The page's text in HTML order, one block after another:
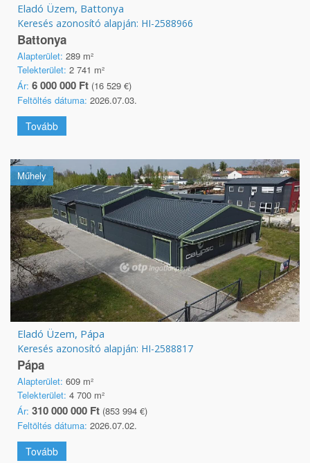
Eladó Üzem, Battonya
Keresés azonosító alapján: HI-2588966
Battonya
Alapterület: 289 m²
Telekterület: 2 741 m²
Ár: 6 000 000 Ft (16 529 €)
Feltöltés dátuma: 2026.07.03.
Tovább
Műhely
Eladó Üzem, Pápa
Keresés azonosító alapján: HI-2588817
Pápa
Alapterület: 609 m²
Telekterület: 4 700 m²
Ár: 310 000 000 Ft (853 994 €)
Feltöltés dátuma: 2026.07.02.
Tovább